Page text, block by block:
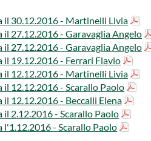
il 30.12.2016 - ​Martinelli Livia
27.12.2016 - Garavaglia Angelo
27.12.2016 - Garavaglia Angelo
il 19.12.2016 - ​Ferrari Flavio
il 12.12.2016 - Martinelli Livia
12.12.2016 - Scarallo Paolo
12.12.2016 - Beccalli Elena
2.12.2016 - Scarallo ​Pa​olo
- Scarall​o Paolo